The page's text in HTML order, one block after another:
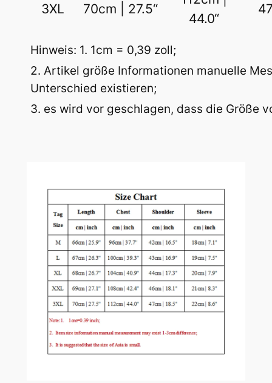
3XL 70cm | 27.5“
44.0“
Hinweis: 1. 1cm = 0,39 zoll;
2. Artikel größe Informationen manuelle
Unterschied existieren;
3. es wird vor geschlagen, dass die Größe